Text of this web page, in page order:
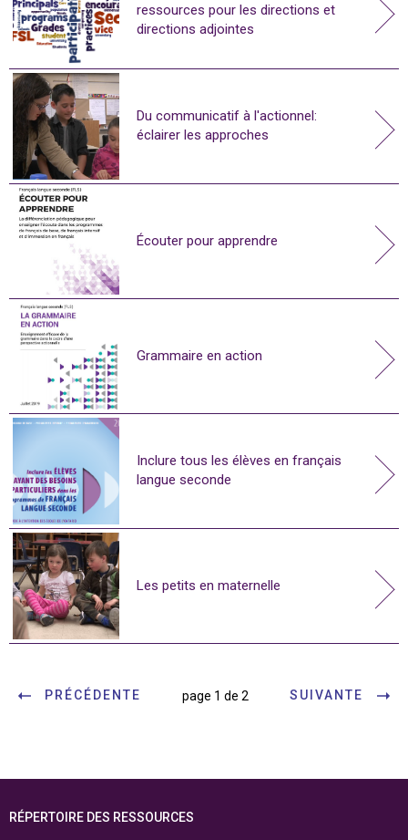
ressources pour les directions et
directions adjointes
Du communicatif à l'actionnel:
éclairer les approches
Écouter pour apprendre
Grammaire en action
Inclure tous les élèves en français
langue seconde
Les petits en maternelle
PRÉCÉDENTE page 1 de 2 SUIVANTE
RÉPERTOIRE DES RESSOURCES